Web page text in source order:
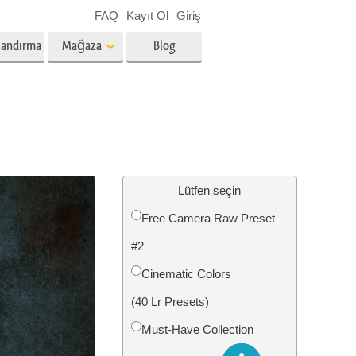
Fotoğraf Restorasyon Hizmetleri
Mağaza Blog
FAQ Kayıt Ol Giriş
Lütfen seçin
Free Camera Raw Preset
#2
Cinematic Colors
(40 Lr Presets)
Must-Have Collection